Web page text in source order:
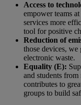
Access to
empower teams
services more
tool for positive
Reduction of
those devices, we
electronic waste.
Equality (E):
and students
contributes to
groups to build